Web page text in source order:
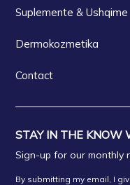
Suplemente & Ushqime
Dermokozmetika
Contact
STAY IN THE KNOW
Sign-up for our monthly
By submitting my email, I